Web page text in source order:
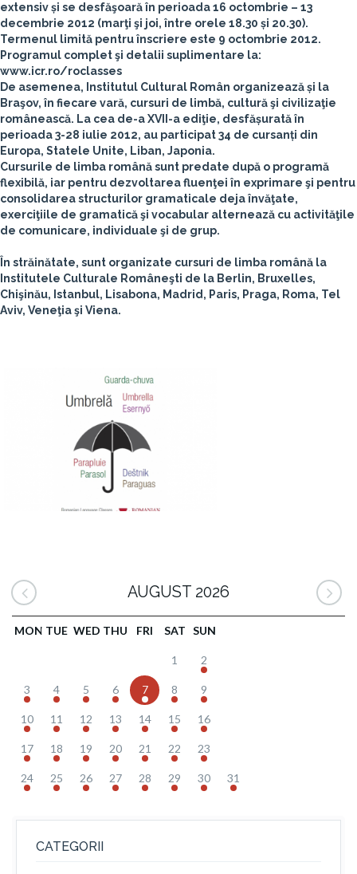
extensiv și se desfăşoară în perioada16 octombrie – 13
decembrie 2012 (marţi şi joi, între orele 18.30 și 20.30).
Termenul limită pentru înscriere este 9 octombrie 2012.
Programul complet şi detalii suplimentare la:
www.icr.ro/roclasses
De asemenea, Institutul Cultural Român organizează și la
Braşov, în fiecare vară, cursuri de limbă, cultură şi civilizaţie
românească. La cea de-a XVII-a ediţie, desfășurată în
perioada 3-28 iulie 2012, au participat34 de cursanți din
Europa, Statele Unite, Liban, Japonia.
Cursurile de limba română sunt predate după o programă
flexibilă, iar pentru dezvoltarea fluenţei în exprimare şi pentru
consolidarea structurilor gramaticale deja învăţate,
exerciţiile de gramatică şi vocabular alternează cu activităţile
de comunicare, individuale şi de grup.
În străinătate, sunt organizate cursuri de limba română la
Institutele Culturale Româneşti de la Berlin, Bruxelles,
Chişinău, Istanbul, Lisabona, Madrid, Paris, Praga, Roma, Tel
Aviv, Veneţia şi Viena.
AUGUST 2026
MON TUE WED THU FRI SAT SUN
1 2
3 4 5 6 7 8 9
10 11 12 13 14 15 16
17 18 19 20 21 22 23
24 25 26 27 28 29 30 31
CATEGORII